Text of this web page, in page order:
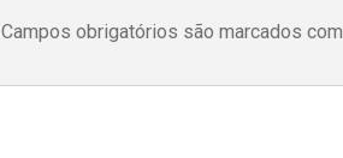
Campos obrigatórios são marcados com